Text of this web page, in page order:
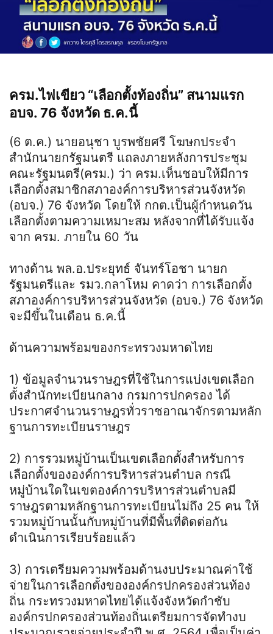
ครม.ไฟเขียว “เลือกตั้งท้องถิ่น” สนามแรก
อบจ. 76 จังหวัด ธ.ค.นี้
(6 ต.ค.) นายอนุชา บูรพชัยศรี โฆษกประจำ
สำนักนายกรัฐมนตรี แถลงภายหลังการประชุม
คณะรัฐมนตรี(ครม.) ว่า ครม.เห็นชอบให้มีการ
เลือกตั้งสมาชิกสภาองค์การบริหารส่วนจังหวัด
(อบจ.) 76 จังหวัด โดยให้ กกต.เป็นผู้กำหนดวัน
เลือกตั้งตามความเหมาะสม หลังจากที่ได้รับแจ้ง
จาก ครม. ภายใน 60 วัน
ทางด้าน พล.อ.ประยุทธ์ จันทร์โอชา นายก
รัฐมนตรีและ รมว.กลาโหม คาดว่า การเลือกตั้ง
สภาองค์การบริหารส่วนจังหวัด (อบจ.) 76 จังหวัด
จะมีขึ้นในเดือน ธ.ค.นี้
ด้านความพร้อมของกระทรวงมหาดไทย
1) ข้อมูลจำนวนราษฎรที่ใช้ในการแบ่งเขตเลือก
ตั้งสำนักทะเบียนกลาง กรมการปกครอง ได้
ประกาศจำนวนราษฎรทั่วราชอาณาจักรตามหลัก
ฐานการทะเบียนราษฎร
2) การรวมหมู่บ้านเป็นเขตเลือกตั้งสำหรับการ
เลือกตั้งขององค์การบริหารส่วนตำบล กรณี
หมู่บ้านใดในเขตองค์การบริหารส่วนตำบลมี
ราษฎรตามหลักฐานการทะเบียนไม่ถึง 25 คน ให้
รวมหมู่บ้านนั้นกับหมู่บ้านที่มีพื้นที่ติดต่อกัน
ดำเนินการเรียบร้อยแล้ว
3) การเตรียมความพร้อมด้านงบประมาณค่าใช้
จ่ายในการเลือกตั้งขององค์กรปกครองส่วนท้อง
ถิ่น กระทรวงมหาดไทยได้แจ้งจังหวัดกำชับ
องค์กรปกครองส่วนท้องถิ่นเตรียมการจัดทำงบ